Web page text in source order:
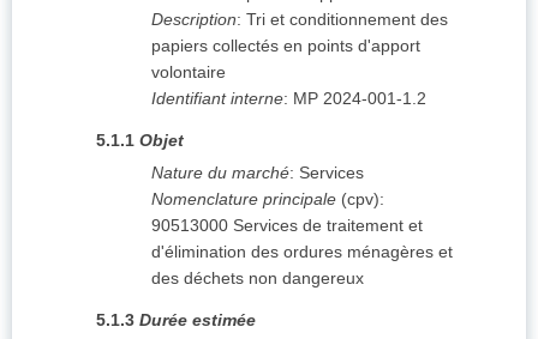
Description: Tri et conditionnement des
papiers collectés en points d'apport
volontaire
Identifiant interne: MP 2024-001-1.2
5.1.1 Objet
Nature du marché: Services
Nomenclature principale (cpv):
90513000 Services de traitement et
d'élimination des ordures ménagères et
des déchets non dangereux
5.1.3 Durée estimée